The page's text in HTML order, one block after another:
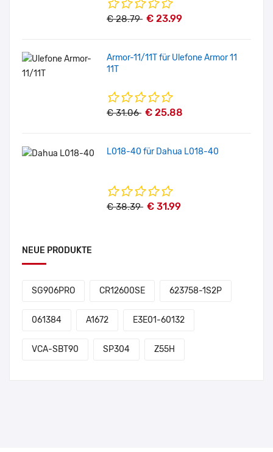
€ 28.79 € 23.99
Armor-11/11T für Ulefone Armor 11
11T
€ 31.06 € 25.88
L018-40 für Dahua L018-40
€ 38.39 € 31.99
NEUE PRODUKTE
SG906PRO CR12600SE 623758-1S2P
061384 A1672 E3E01-60132
VCA-SBT90 SP304 Z55H